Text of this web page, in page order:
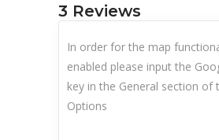
3 Reviews
In order for the map
enabled please input the
key in the General section of
Options